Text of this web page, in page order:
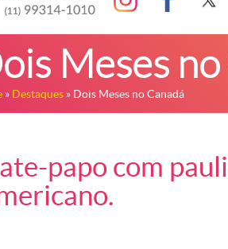
Meses
» Destaques » Dois Meses no Canadá
papo com